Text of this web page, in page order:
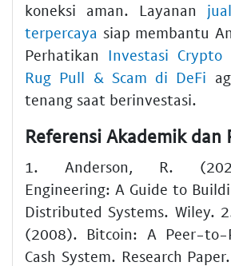
koneksi aman. Layanan
terpercaya siap membantu
Perhatikan Investasi Crypto
Rug Pull & Scam di DeFi
tenang saat berinvestasi.
Referensi Akademik dan
1. Anderson, R.
Engineering: A Guide to
Distributed Systems. Wiley.
(2008). Bitcoin: A Peer-to-
Cash System. Research